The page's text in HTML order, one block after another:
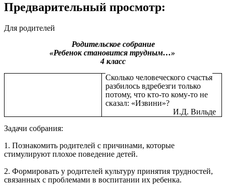
Предварительный просмотр:
Для родителей
Родительское собрание
«Ребенок становится трудным…»
4 класс
Сколько человеческого счастья
разбилось вдребезги только
потому, что кто-то кому-то не
сказал: «Извини»?
И.Д. Вильде
Задачи собрания:
1. Познакомить родителей с причинами, которые
стимулируют плохое поведение детей.
2. Формировать у родителей культуру принятия трудностей,
связанных с проблемами в воспитании их ребенка.